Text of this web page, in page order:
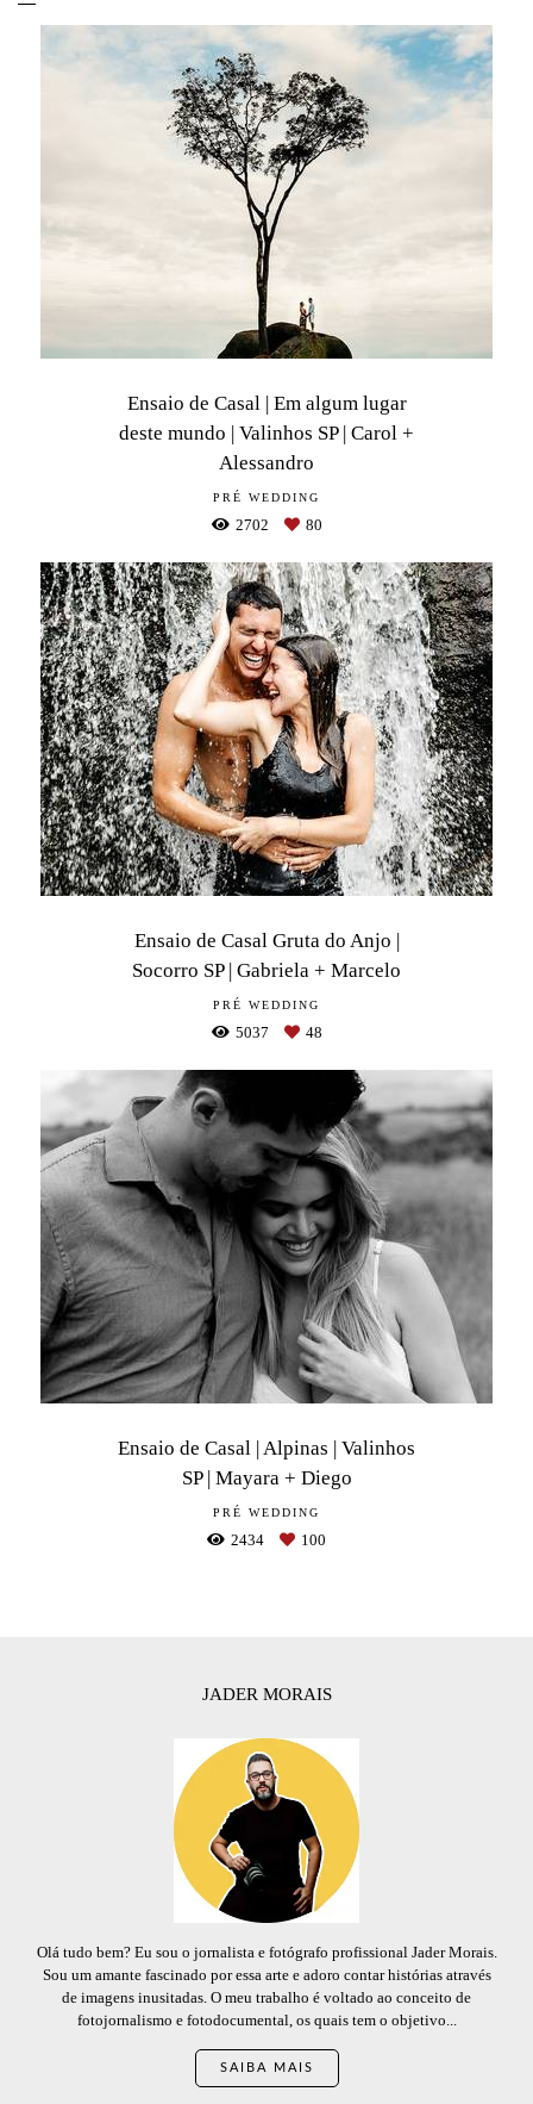
Ensaio de Casal | Em algum lugar
deste mundo | Valinhos SP | Carol +
Alessandro
PRÉ WEDDING
2702 80
Ensaio de Casal Gruta do Anjo |
Socorro SP | Gabriela + Marcelo
PRÉ WEDDING
5037 48
Ensaio de Casal | Alpinas | Valinhos
SP | Mayara + Diego
PRÉ WEDDING
2434 100
JADER MORAIS
Olá tudo bem? Eu sou o jornalista e fotógrafo profissional Jader Morais.
Sou um amante fascinado por essa arte e adoro contar histórias através
de imagens inusitadas. O meu trabalho é voltado ao conceito de
fotojornalismo e fotodocumental, os quais tem o objetivo...
SAIBA MAIS